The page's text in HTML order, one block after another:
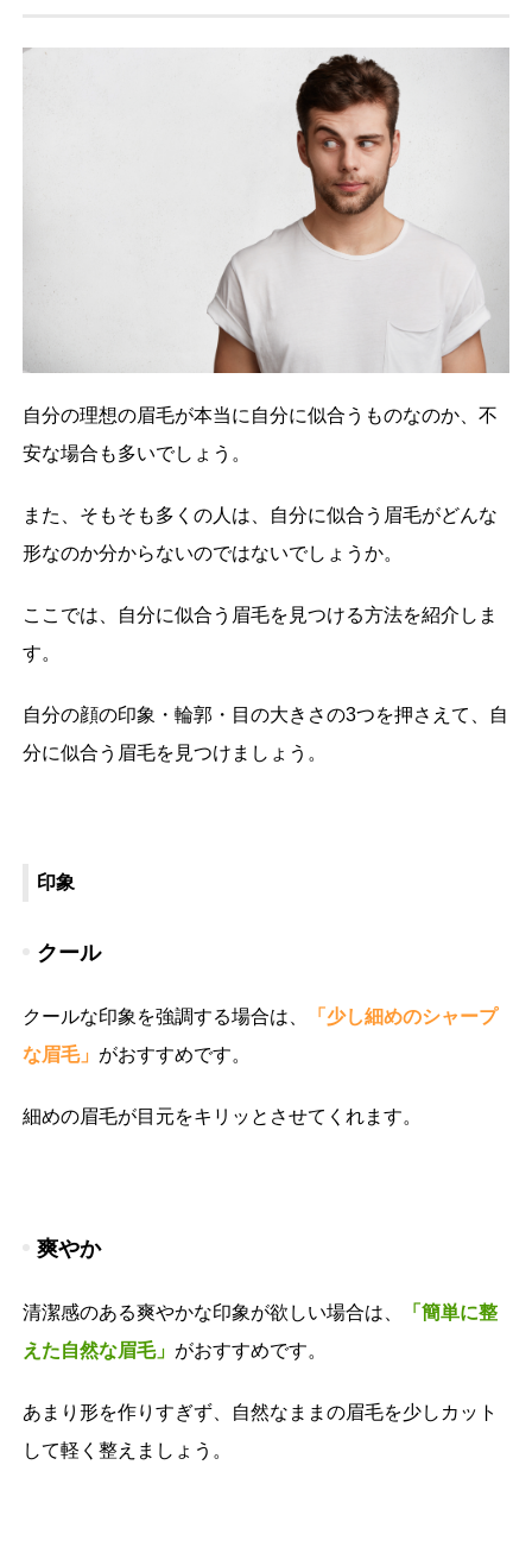
自分の理想の眉毛が本当に自分に似合うものなのか、不
安な場合も多いでしょう。
また、そもそも多くの人は、自分に似合う眉毛がどんな
形なのか分からないのではないでしょうか。
ここでは、自分に似合う眉毛を見つける方法を紹介しま
す。
自分の顔の印象・輪郭・目の大きさの3つを押さえて、自
分に似合う眉毛を見つけましょう。
印象
クール
クールな印象を強調する場合は、
「少し細めのシャープ
な眉毛」 がおすすめです。
細めの眉毛が目元をキリッとさせてくれます。
爽やか
清潔感のある爽やかな印象が欲しい場合は、
「簡単に整
えた自然な眉毛」 がおすすめです。
あまり形を作りすぎず、自然なままの眉毛を少しカット
して軽く整えましょう。